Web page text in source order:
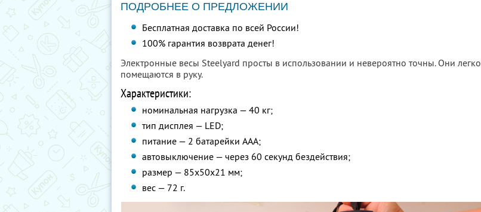
ПОДРОБНЕЕ О ПРЕДЛОЖЕНИИ
Бесплатная доставка по всей России!
100% гарантия возврата денег!
Электронные весы Steelyard просты в использовании и невероятно точны. Они легко
помещаются в руку.
Характеристики:
номинальная нагрузка — 40 кг;
тип дисплея — LED;
питание — 2 батарейки AAA;
автовыключение — через 60 секунд бездействия;
размер — 85x50x21 мм;
вес — 72 г.